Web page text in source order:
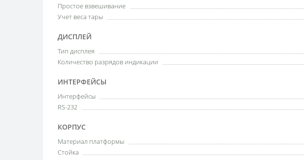
Простое взвешивание
Учет веса тары
ДИСПЛЕЙ
Тип дисплея
Количество разрядов индикации
ИНТЕРФЕЙСЫ
Интерфейсы
RS-232
КОРПУС
Материал платформы
Стойка